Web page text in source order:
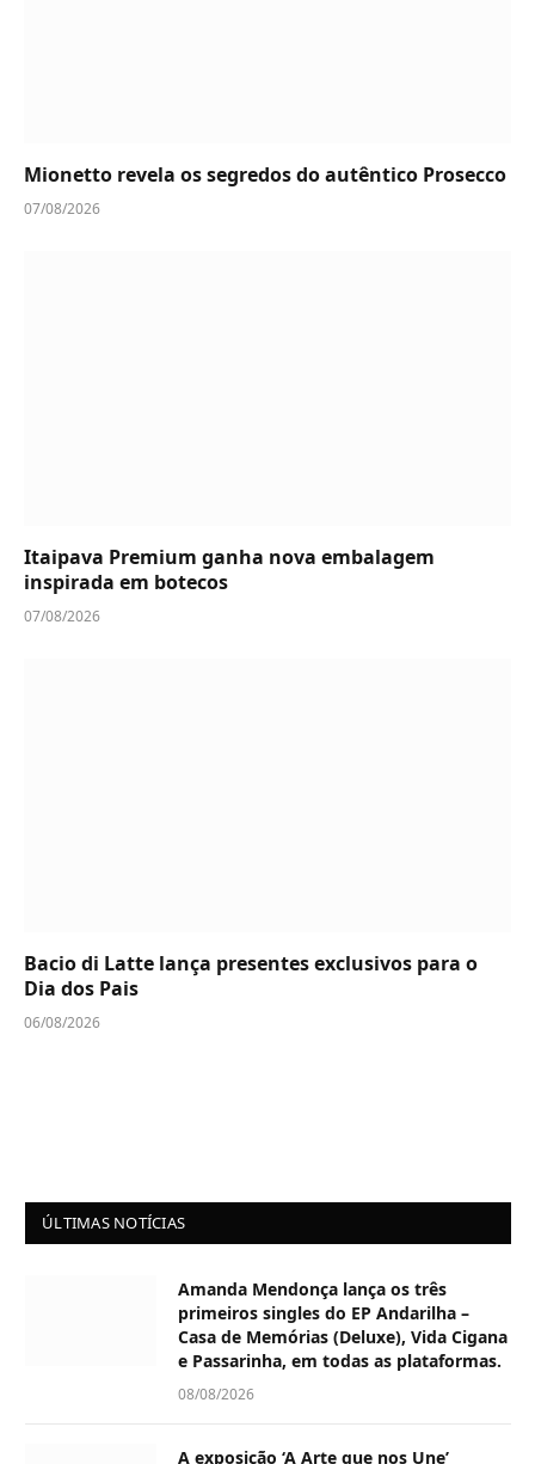
Mionetto revela os segredos do autêntico Prosecco
07/08/2026
Itaipava Premium ganha nova embalagem
inspirada em botecos
07/08/2026
Bacio di Latte lança presentes exclusivos para o
Dia dos Pais
06/08/2026
ÚLTIMAS NOTÍCIAS
Amanda Mendonça lança os três
primeiros singles do EP Andarilha –
Casa de Memórias (Deluxe), Vida Cigana
e Passarinha, em todas as plataformas.
08/08/2026
A exposição ‘A Arte que nos Une’